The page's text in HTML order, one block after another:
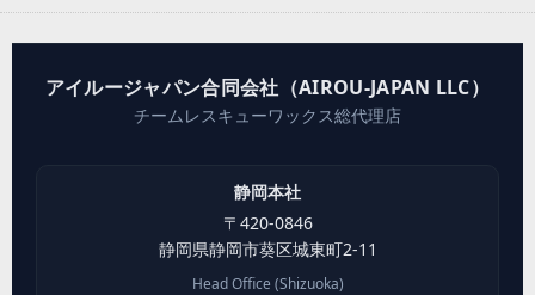
アイルージャパン合同会社（AIROU-JAPAN LLC）
チームレスキューワックス総代理店
静岡本社
〒 420-0846
静岡県静岡市葵区城東町2-11
Head Office (Shizuoka)